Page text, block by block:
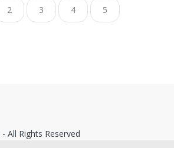
2 3 4 5
- All Rights Reserved